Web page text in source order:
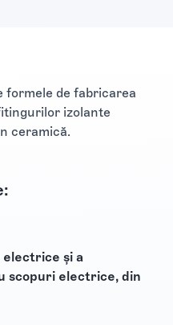
formele de fabricarea
izolante
ceramică.
și a
scopuri electrice, din